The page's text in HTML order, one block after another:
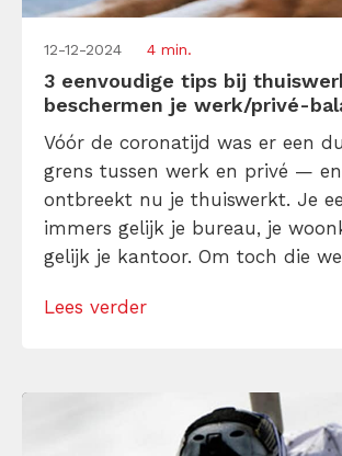
12-12-2024 4 min.
3 eenvoudige tips bij
beschermen je werk/privé-
Vóór de coronatijd was er een
grens tussen werk en privé —
ontbreekt nu je thuiswerkt. Je
immers gelijk je bureau, je
gelijk je kantoor. Om toch die
eenvoudige tips. Zodat je kunt
Lees verder